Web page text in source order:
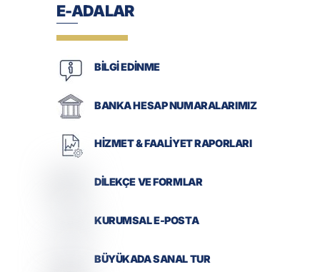
E-ADALAR
BİLGİ EDİNME
BANKA HESAP NUMARALARIMIZ
HİZMET & FAALİYET RAPORLARI
DİLEKÇE VE FORMLAR
KURUMSAL E-POSTA
BÜYÜKADA SANAL TUR